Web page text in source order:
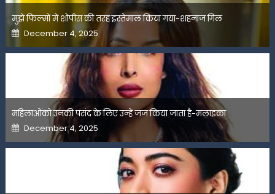
मुझे फिल्मों में शोपीस की तरह इस्तेमाल किया गया-शहनाज गिल
Posted
on
December 4, 2025
महिलाओंको उनकी पसंद के लिए उन्हें जज किया जाता है-मलाइका
Posted
on
December 4, 2025